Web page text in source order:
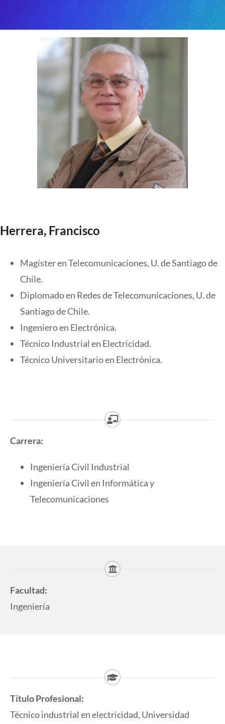
Herrera, Francisco
Magíster en Telecomunicaciones, U. de Santiago de
Chile.
Diplomado en Redes de Telecomunicaciones, U. de
Santiago de Chile.
Ingeniero en Electrónica.
Técnico Industrial en Electricidad.
Técnico Universitario en Electrónica.
Carrera:
Ingeniería Civil Industrial
Ingeniería Civil en Informática y
Telecomunicaciones
Facultad:
Ingeniería
Título Profesional:
Técnico industrial en electricidad, Universidad